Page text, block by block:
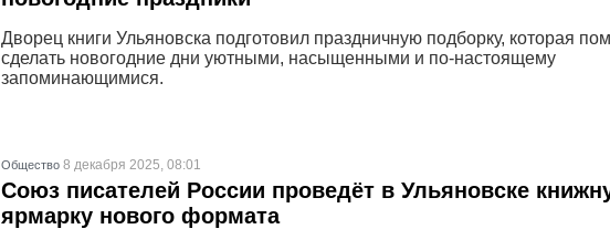
Дворец книги Ульяновска подготовил праздничную подборку, которая
сделать новогодние дни уютными, насыщенными и по-настоящему
запоминающимися.
Общество 8 декабря 2025, 08:01
Союз писателей России проведёт в Ульяновске
ярмарку нового формата